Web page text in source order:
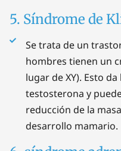
5. Síndrome de
Se trata de un
hombres tienen un
lugar de XY). Esto
testosterona y
reducción de la
desarrollo mamario.